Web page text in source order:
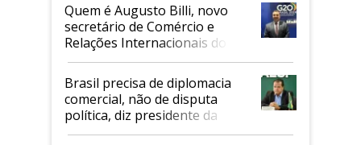
Quem é Augusto Billi, novo
secretário de Comércio e
Relações Internacionais do
Mapa
Brasil precisa de diplomacia
comercial, não de disputa
política, diz presidente da
Faesp